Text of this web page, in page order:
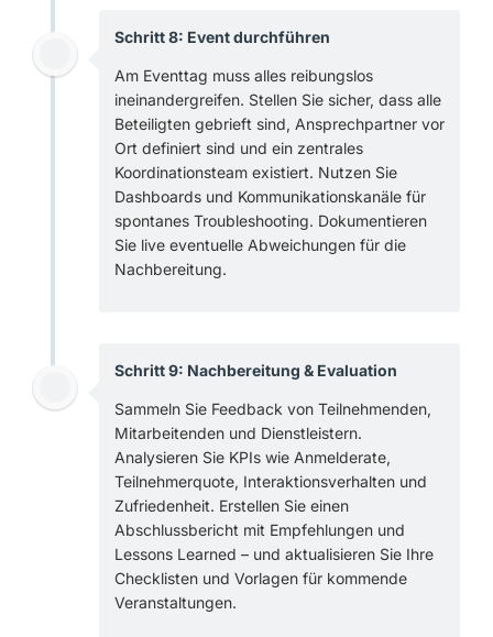
Schritt 8: Event durchführen
Am Eventtag muss alles reibungslos
ineinandergreifen. Stellen Sie sicher, dass alle
Beteiligten gebrieft sind, Ansprechpartner vor
Ort definiert sind und ein zentrales
Koordinationsteam existiert. Nutzen Sie
Dashboards und Kommunikationskanäle für
spontanes Troubleshooting. Dokumentieren
Sie live eventuelle Abweichungen für die
Nachbereitung.
Schritt 9: Nachbereitung & Evaluation
Sammeln Sie Feedback von Teilnehmenden,
Mitarbeitenden und Dienstleistern.
Analysieren Sie KPIs wie Anmelderate,
Teilnehmerquote, Interaktionsverhalten und
Zufriedenheit. Erstellen Sie einen
Abschlussbericht mit Empfehlungen und
Lessons Learned – und aktualisieren Sie Ihre
Checklisten und Vorlagen für kommende
Veranstaltungen.